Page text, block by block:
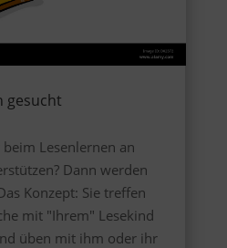
gesucht
Lesenlernen an
Dann werden
Konzept: Sie treffen
mit "Ihrem" Lesekind
üben mit ihm oder ihr